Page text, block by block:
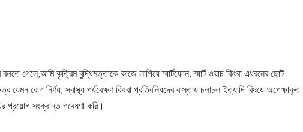
গেলে,আমি কৃত্রিম বুদ্ধিমত্তাকে কাজে লাগিয়ে স্মার্টফোন, স্মার্ট ওয়াচ কিংবা এধরনের ছোট
যেমন রোগ নির্ণয়, স্বাস্থ্য পর্যবেক্ষণ কিংবা প্রতিবন্ধিদের রাস্তায় চলাচল ইত্যাদি বিষয়ে অপেক্ষাকৃত
প্রয়োগ সংক্রান্ত গবেষণা করি।